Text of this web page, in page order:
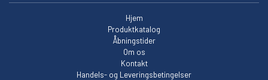
Hjem
Produktkatalog
Åbningstider
Om os
Kontakt
Handels- og Leveringsbetingelser